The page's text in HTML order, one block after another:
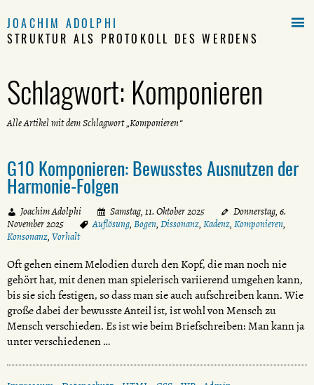
JOACHIM ADOLPHI
STRUKTUR ALS PROTOKOLL DES WERDENS
Schlagwort: Komponieren
Alle Artikel mit dem Schlagwort „Komponieren“
G10 Komponieren: Bewusstes Ausnutzen der
Harmonie-Folgen
Joachim Adolphi Samstag, 11. Oktober 2025
Donnerstag, 6.
November 2025
Auflösung, Bogen, Dissonanz, Kadenz, Komponieren,
Konsonanz, Vorhalt
Oft gehen einem Melodien durch den Kopf, die man noch nie
gehört hat, mit denen man spielerisch variierend umgehen kann,
bis sie sich festigen, so dass man sie auch aufschreiben kann. Wie
große dabei der bewusste Anteil ist, ist wohl von Mensch zu
Mensch verschieden. Es ist wie beim Briefschreiben: Man kann ja
unter verschiedenen …
